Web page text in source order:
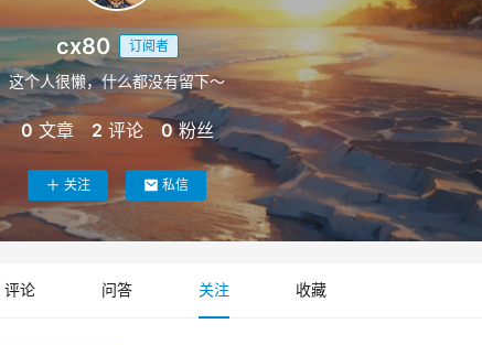
cx80 订阅者
这个人很懒，什么都没有留下～
0 文章 2 评论 0 粉丝
关注 私信
评论 问答 关注 收藏